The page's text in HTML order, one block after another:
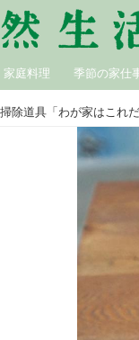
家庭料理 季節の家仕